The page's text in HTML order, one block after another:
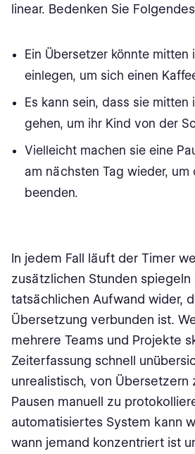
linear. Bedenken Sie
Ein Übersetzer könnte mitten
einlegen, um sich einen
Es kann sein, dass sie mitten
gehen, um ihr Kind von der
Vielleicht machen sie eine
am nächsten Tag wieder, um
beenden.
In jedem Fall läuft der Timer
zusätzlichen Stunden spiegeln
tatsächlichen Aufwand wider,
Übersetzung verbunden ist.
mehrere Teams und Projekte
Zeiterfassung schnell
unrealistisch, von Übersetzern
Pausen manuell zu
automatisiertes System kann
wann jemand konzentriert ist